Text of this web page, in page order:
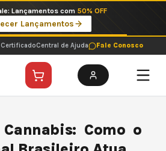
a 199 reais no pix em parcela única
Ver ofertas
Central de Ajuda Fale Conosco
Como o